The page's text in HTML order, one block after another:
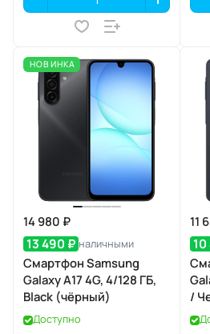
НОВИНКА
14 980 ₽
13 490 ₽ наличными
Смартфон Samsung
Galaxy A17 4G, 4/128 ГБ,
Black (чёрный)
Доступно
11
/